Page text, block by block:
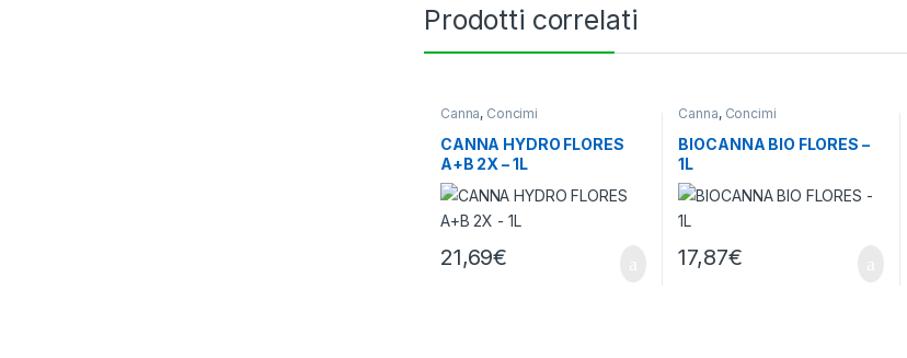
Prodotti correlati
Canna, Concimi
CANNA HYDRO FLORES
A+B 2X – 1L
21,69€
Canna, Concimi
BIOCANNA BIO FLORES –
1L
17,87€